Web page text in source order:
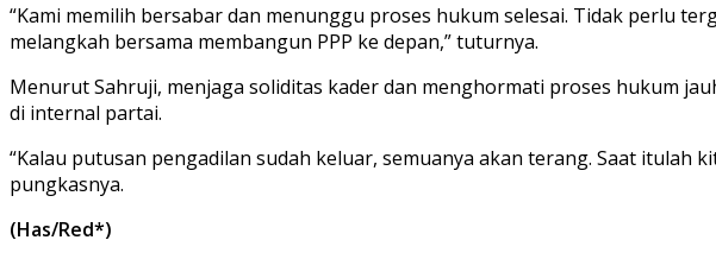
“Kami memilih bersabar dan menunggu proses hukum selesai. Tidak perlu
melangkah bersama membangun PPP ke depan,” tuturnya.
Menurut Sahruji, menjaga soliditas kader dan menghormati proses hukum
di internal partai.
“Kalau putusan pengadilan sudah keluar, semuanya akan terang. Saat itulah
pungkasnya.
(Has/Red*)